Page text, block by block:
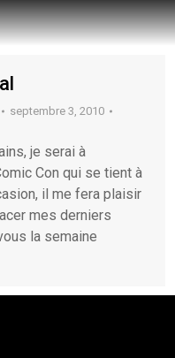
septembre 3, 2010
je serai à
Con qui se tient à
il me fera plaisir
mes derniers
la semaine